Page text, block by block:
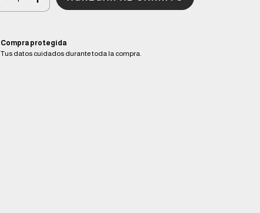
Compra protegida
Tus datos cuidados durante toda la compra.